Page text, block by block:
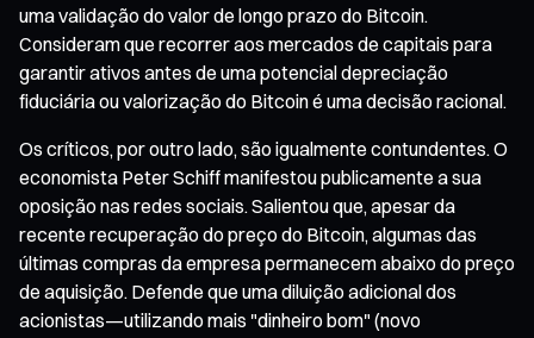
uma validação do valor de longo prazo do Bitcoin.
Consideram que recorrer aos mercados de capitais para
garantir ativos antes de uma potencial depreciação
fiduciária ou valorização do Bitcoin é uma decisão racional.
Os críticos, por outro lado, são igualmente contundentes. O
economista Peter Schiff manifestou publicamente a sua
oposição nas redes sociais. Salientou que, apesar da
recente recuperação do preço do Bitcoin, algumas das
últimas compras da empresa permanecem abaixo do preço
de aquisição. Defende que uma diluição adicional dos
acionistas—utilizando mais "dinheiro bom" (novo